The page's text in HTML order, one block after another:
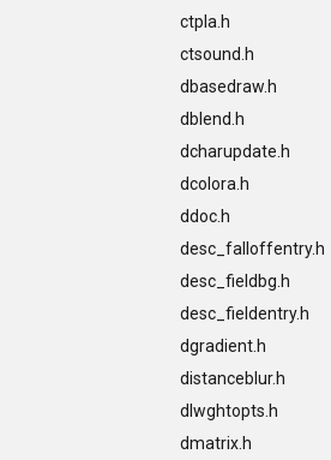
ctpla.h
ctsound.h
dbasedraw.h
dblend.h
dcharupdate.h
dcolora.h
ddoc.h
desc_falloffentry.h
desc_fieldbg.h
desc_fieldentry.h
dgradient.h
distanceblur.h
dlwghtopts.h
dmatrix.h